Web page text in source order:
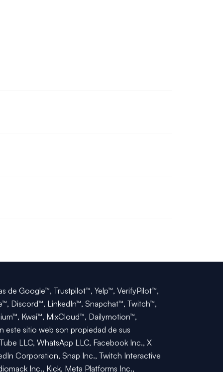
de Google™, Trustpilot™, Yelp™, VerifyPilot™,
Discord™, LinkedIn™, Snapchat™, Twitch™,
Kwai™, MixCloud™, Dailymotion™,
este sitio web son propiedad de sus
LLC, WhatsApp LLC, Facebook Inc., X
Corporation, Snap Inc., Twitch Interactive
Inc., Kick, Meta Platforms Inc.,